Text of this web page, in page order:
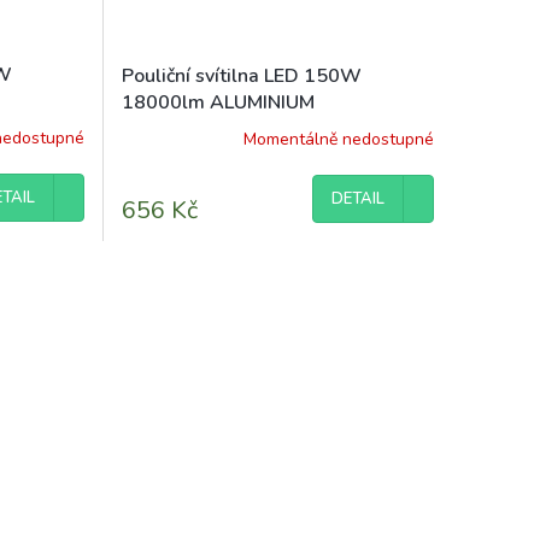
Pouliční svítilna LED 150W
18000lm ALUMINIUM
Momentálně nedostupné
656 Kč DETAIL